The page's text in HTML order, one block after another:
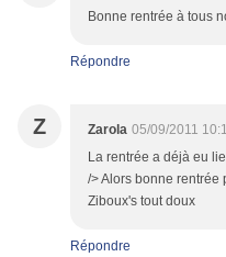
Bonne rentrée à tous
Répondre
Z Zarola 05/09/2011
La rentrée a déjà eu
/> Alors bonne rentrée
Ziboux's tout doux
Répondre